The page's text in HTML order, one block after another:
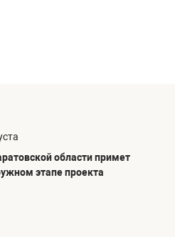
области примет
этапе проекта